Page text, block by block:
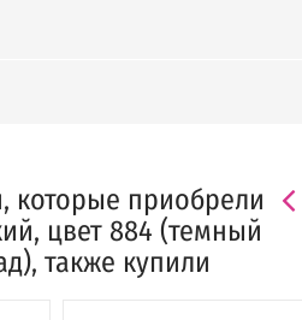
которые приобрели
цвет 884 (темный
также купили